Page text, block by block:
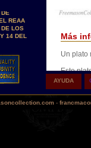
REAA
LOS
14 DEL
Arreos
TU
!
DE
DE
AYUDA
-
Más
Un plato
Este
que da